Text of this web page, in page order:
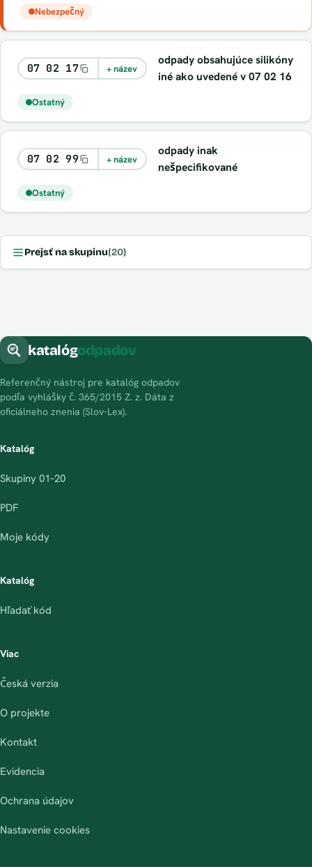
Nebezpečný
07 02 17 + název
odpady obsahujúce silikóny
iné ako uvedené v 07 02 16
Ostatný
07 02 99 + název
odpady inak
nešpecifikované
Ostatný
Prejsť na skupinu(20)
katalógodpadov
Referenčný nástroj pre katalóg odpadov
podľa vyhlášky č. 365/2015 Z. z. Dáta z
oficiálneho znenia (Slov-Lex).
Katalóg
Skupiny 01–20
PDF
Moje kódy
Katalóg
Hľadať kód
Viac
Česká verzia
O projekte
Kontakt
Evidencia
Ochrana údajov
Nastavenie cookies